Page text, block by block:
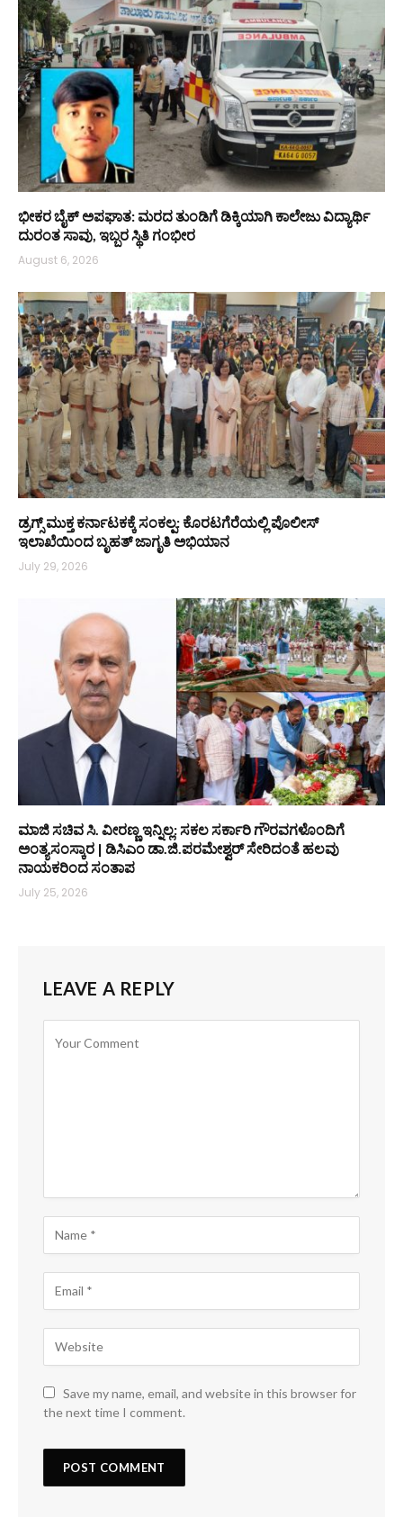
ಭೀಕರ ಬೈಕ್ ಅಪಘಾತ: ಮರದ ತುಂಡಿಗೆ ಡಿಕ್ಕಿಯಾಗಿ ಕಾಲೇಜು ವಿದ್ಯಾರ್ಥಿ
ದುರಂತ ಸಾವು, ಇಬ್ಬರ ಸ್ಥಿತಿ ಗಂಭೀರ
August 6, 2026
ಡ್ರಗ್ಸ್ ಮುಕ್ತ ಕರ್ನಾಟಕಕ್ಕೆ ಸಂಕಲ್ಪ: ಕೊರಟಗೆರೆಯಲ್ಲಿ ಪೊಲೀಸ್
ಇಲಾಖೆಯಿಂದ ಬೃಹತ್ ಜಾಗೃತಿ ಅಭಿಯಾನ
July 29, 2026
ಮಾಜಿ ಸಚಿವ ಸಿ. ವೀರಣ್ಣ ಇನ್ನಿಲ್ಲ: ಸಕಲ ಸರ್ಕಾರಿ ಗೌರವಗಳೊಂದಿಗೆ
ಅಂತ್ಯಸಂಸ್ಕಾರ | ಡಿಸಿಎಂ ಡಾ.ಜಿ.ಪರಮೇಶ್ವರ್ ಸೇರಿದಂತೆ ಹಲವು
ನಾಯಕರಿಂದ ಸಂತಾಪ
July 25, 2026
LEAVE A REPLY
Save my name, email, and website in this browser for
the next time I comment.